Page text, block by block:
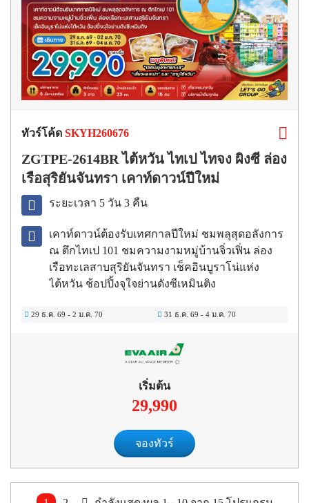
ทัวร์โค้ด SKYH260676
ZGTPE-2614BR ไต้หวัน ไทเป ไทจง ผิงซี ล่อง
เรือสุริยันจันทรา เคาท์ดาวน์ปีใหม่
ระยะเวลา 5 วัน 3 คืน
เคาท์ดาวน์ต้องรับเทศกาลปีใหม่ ชมพลุสุดอลังการ
ณ ตึกไทเป 101 ชมความงามหมู่บ้านจิ่วเฟิ่น ล่อง
เรือทะเลสาบสุริยันจันทรา เช็คอินบูราโน่แห่ง
ไต้หวัน ช้อปปิ้งจุใจย่านดังซีเหมินติง
29 ธ.ค. 69 - 2 ม.ค. 70 31 ธ.ค. 69 - 4 ม.ค. 70
เริ่มต้น
29,990
จองทัวร์